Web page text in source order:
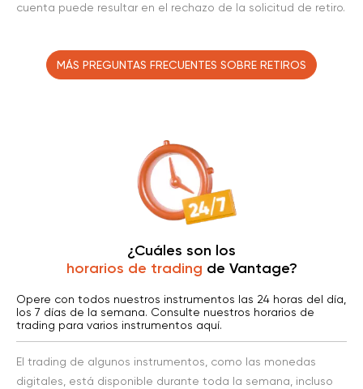
Sticpay
$0
Broker-to-Broker Transfer
3-5 días hábiles
EUR,SGD, JPY, NZD,
cuenta puede resultar en el rechazo de la solicitud de retiro.
MÁS PREGUNTAS FRECUENTES SOBRE RETIROS
¿Cuáles son los
horarios de trading de Vantage?
Opere con todos nuestros instrumentos las 24 horas del día,
los 7 días de la semana. Consulte nuestros horarios de
trading para varios instrumentos aquí.
El trading de algunos instrumentos, como las monedas
digitales, está disponible durante toda la semana, incluso